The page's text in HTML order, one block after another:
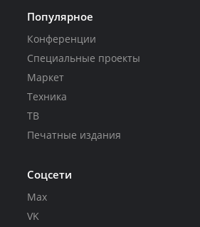
Популярное
Конференции
Специальные проекты
Маркет
Техника
ТВ
Печатные издания
Соцсети
Max
VK